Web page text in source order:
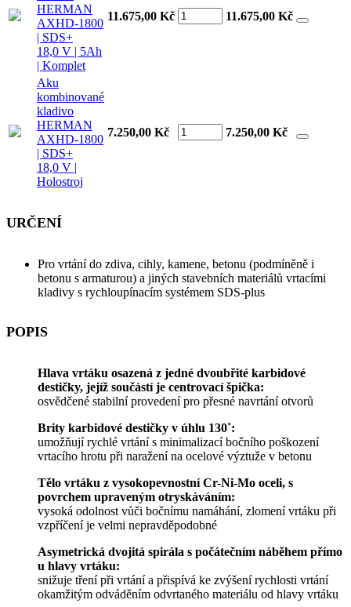
HERMAN
AXHD-1800
| SDS+
18,0 V | 5Ah
| Komplet
11.675,00 Kč 11.675,00 Kč
Aku
kombinované
kladivo
HERMAN
AXHD-1800
| SDS+
18,0 V |
Holostroj
7.250,00 Kč 7.250,00 Kč
URČENÍ
Pro vrtání do zdiva, cihly, kamene, betonu (podmíněně i
betonu s armaturou) a jiných stavebních materiálů vrtacími
kladivy s rychloupínacím systémem SDS-plus
POPIS
Hlava vrtáku osazená z jedné dvoubřité karbidové
destičky, jejíž součástí je centrovací špička:
osvědčené stabilní provedení pro přesné navrtání otvorů
Brity karbidové destičky v úhlu 130˚:
umožňují rychlé vrtání s minimalizací bočního poškození
vrtacího hrotu při naražení na ocelové výztuže v betonu
Tělo vrtáku z vysokopevnostní Cr-Ni-Mo oceli, s
povrchem upraveným otryskáváním:
vysoká odolnost vůči bočnímu namáhání, zlomení vrtáku při
vzpříčení je velmi nepravděpodobné
Asymetrická dvojitá spirála s počátečním náběhem přímo
u hlavy vrtáku:
snižuje tření při vrtání a přispívá ke zvýšení rychlosti vrtání
okamžitým odváděním odvrtaného materiálu od hlavy vrtáku